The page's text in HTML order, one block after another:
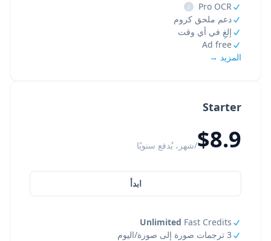
Starter
$8.9/شهر، يُدفع سنويًا
ابدأ
Unlimited Fast Credits
3 ترجمات صورة إلى صورة/اليوم
Pro OCR
i
دعم ملحق كروم
إلغِ في أي وقت
Ad free
المزيد →